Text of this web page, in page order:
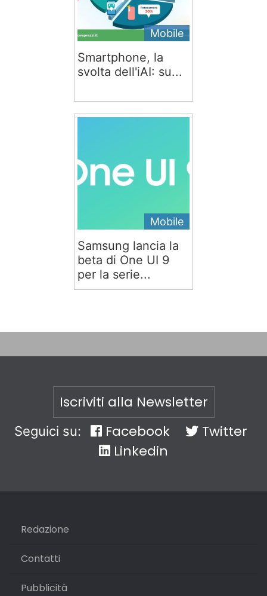
Mobile
Smartphone, la
svolta dell'iAI: su...
Mobile
Samsung lancia la
beta di One UI 9
per la serie...
Iscriviti alla Newsletter
Seguici su: Facebook
Twitter
Linkedin
Redazione
Contatti
Pubblicità